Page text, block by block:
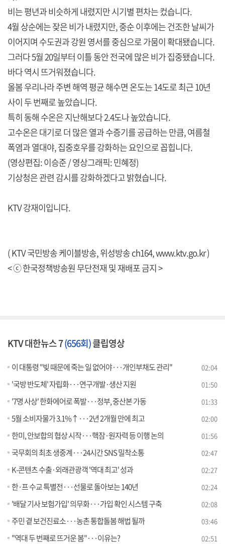
비는 평년과 비슷하게 내렸지만 시기별 편차는 컸습니다.
4월 상순에는 잦은 비가 내렸지만, 중순 이후에는 건조한 날씨가
이어지며 수도권과 강원 영서를 중심으로 가뭄이 확대됐습니다.
그러다 5월 20일부터 이틀 동안 전국에 많은 비가 집중됐습니다.
바다 역시 뜨거워졌습니다.
올봄 우리나라 주변 해역 평균 해수면 온도는 14도로 최근 10년
사이 두 번째로 높았습니다.
특히 동해 수온은 지난해보다 2.4도나 높았습니다.
고수온은 대기로 더 많은 열과 수증기를 공급하는 만큼, 여름철
폭염과 열대야, 집중호우를 강화하는 요인으로 꼽힙니다.
(영상편집: 이승준 / 영상그래픽: 민혜정)
기상청은 관련 감시를 강화하겠다고 밝혔습니다.
KTV 강재이입니다.
( KTV 국민방송 케이블방송, 위성방송 ch164,www.ktv.go.kr)
< ⓒ 한국정책방송원 무단전재 및 재배포 금지 >
KTV 대한뉴스 7(656회)클립영상
이 대통령 "빚 때문에 죽는 일 없어야···개인부채도 관리" 02:04
'국방 반도체' 자립화···연구개발·생산 지원 01:50
'7명 사상' 한화에어로 폭발···정부, 중산본 가동 01:33
5월 소비자물가 3.1%↑···2년 2개월 만에 최고 02:00
한미, 안보합의 협상 시작···핵잠·원자력 등 이행 논의 01:56
국무회의 최초 생중계···24시간 SNS 밀착소통 02:47
K-콘텐츠 수출·외래관광객 '역대 최고' 성과 02:27
한·프 수교 특별전···선물로 돌아보는 140년 02:24
'배달 기사 보험가입' 의무화···가입 확인 시스템 구축 02:08
주민 곁 보건진료소···농촌 통합돌봄 해법 될까 03:46
"역대 두 번째로 뜨거운 봄"···이유는? 02:51